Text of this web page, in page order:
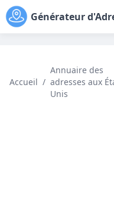
Générateur
Accueil /
Annuaire des
adresses aux
Unis